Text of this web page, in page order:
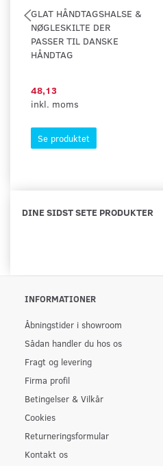
GLAT HÅNDTAGSHALSE &
NØGLESKILTE DER
PASSER TIL DANSKE
HÅNDTAG
48,13
inkl. moms
Se produktet
DINE SIDST SETE PRODUKTER
INFORMATIONER
Åbningstider i showroom
Sådan handler du hos os
Fragt og levering
Firma profil
Betingelser & Vilkår
Cookies
Returneringsformular
Kontakt os